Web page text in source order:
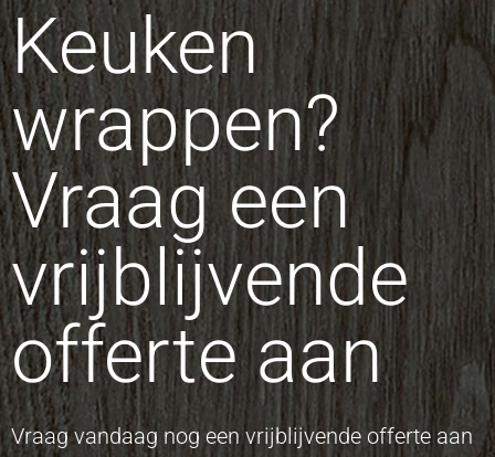
Keuken
wrappen?
Vraag een
vrijblijvende
offerte aan
Vraag vandaag nog een vrijblijvende offerte aan